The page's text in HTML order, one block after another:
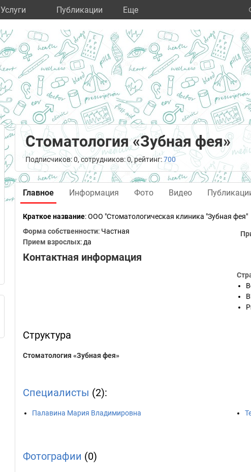
Услуги Публикации Eще
Стоматология «Зубная фея»
Подписчиков: 0, сотрудников: 0, рейтинг:700
Главное Информация Фото Видео
Краткое название:ООО "Стоматологическая клиника "Зубная фея"
Форма собственности: Частная
Прием взрослых: да
Контактная информация
Структура
Стоматология «Зубная фея»
Специалисты (2):
Палавина Мария Владимировна
Фотографии (0)